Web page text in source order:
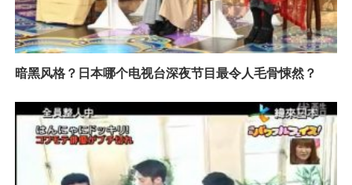
暗黑风格？日本哪个电视台深夜节目最令人毛骨悚然？